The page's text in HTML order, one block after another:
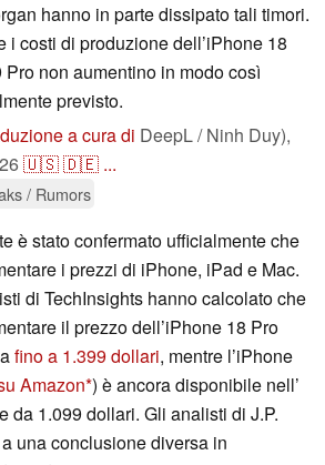
hanno in parte dissipato tali timori.
i costi di produzione dell’iPhone 18
Pro non aumentino in modo così
previsto.
a cura di DeepL / Ninh Duy),
🇺🇸🇩🇪 ...
/ Rumors
è stato confermato ufficialmente che
i prezzi di iPhone, iPad e Mac.
di TechInsights hanno calcolato che
il prezzo dell’iPhone 18 Pro
fino a 1.399 dollari, mentre l’iPhone
Amazon ) è ancora disponibile nell’
da 1.099 dollari. Gli analisti di J.P.
una conclusione diversa in